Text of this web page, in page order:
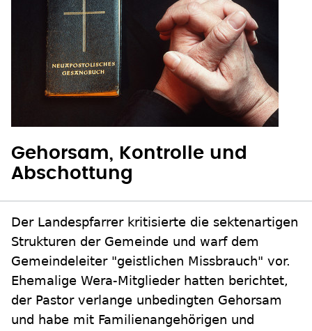
Gehorsam, Kontrolle und
Abschottung
Der Landespfarrer kritisierte die sektenartigen
Strukturen der Gemeinde und warf dem
Gemeindeleiter "geistlichen Missbrauch" vor.
Ehemalige Wera-Mitglieder hatten berichtet,
der Pastor verlange unbedingten Gehorsam
und habe mit Familienangehörigen und